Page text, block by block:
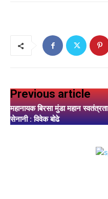
Previous article
महानायक बिरसा मुंडा महान स्वतंत्रता
सेनानी : विवेक बोढे